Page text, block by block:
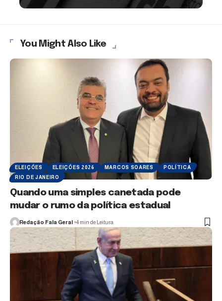
You Might Also Like
ELEIÇÕES ELEIÇÕES 2026 MARCOS SOARES
POLÍTICA
RIO DE JANEIRO
Quando uma simples canetada pode
mudar o rumo da política estadual
Redação Fala Geral 4 min de Leitura